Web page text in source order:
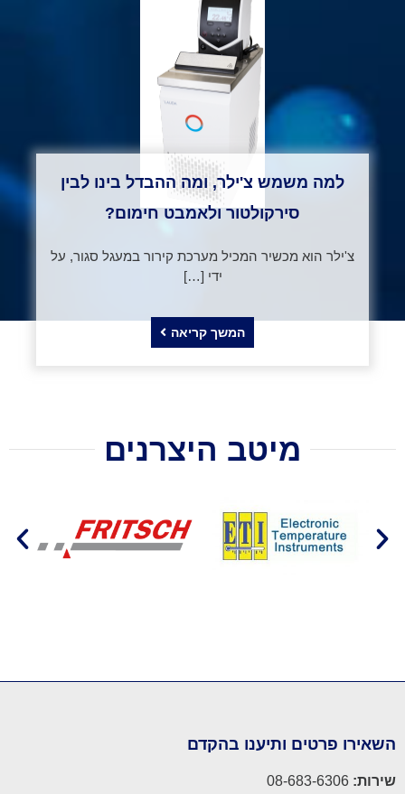
למה משמש צ'ילר, ומה ההבדל בינו לבין
סירקולטור ולאמבט חימום?
צ'ילר הוא מכשיר המכיל מערכת קירור במעגל סגור, על
ידי […]
המשך קריאה
מיטב היצרנים
השאירו פרטים ותיענו בהקדם
שירות: